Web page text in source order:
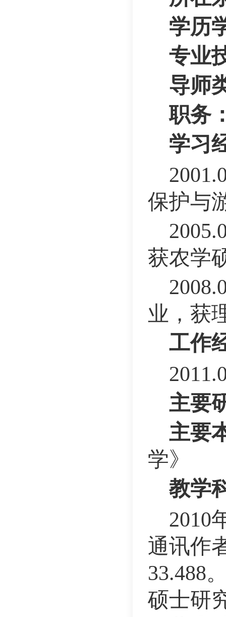
学历
专业
导师
职务
学习
保护与
获农学
业，获
工作
主要
主要
学》
教学
2010
通讯作
33.488
硕士研